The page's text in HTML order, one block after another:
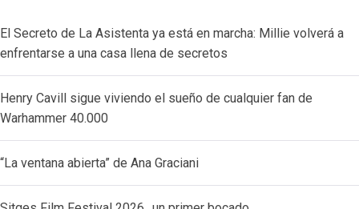
El Secreto de La Asistenta ya está en marcha: Millie volverá a
enfrentarse a una casa llena de secretos
Henry Cavill sigue viviendo el sueño de cualquier fan de
Warhammer 40.000
“La ventana abierta” de Ana Graciani